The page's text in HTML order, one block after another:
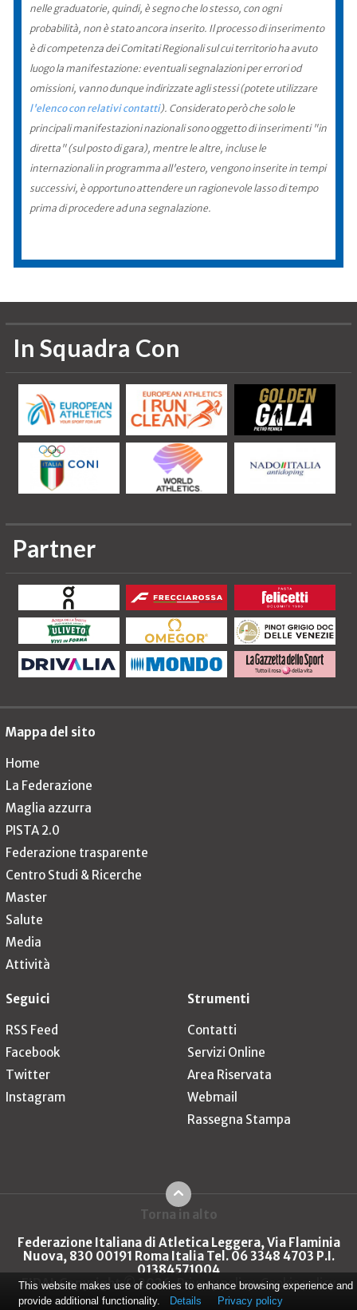
nelle graduatorie, quindi, è segno che lo stesso, con ogni
probabilità, non è stato ancora inserito. Il processo di inserimento
è di competenza dei Comitati Regionali sul cui territorio ha avuto
luogo la manifestazione: eventuali segnalazioni per errori od
omissioni, vanno dunque indirizzate agli stessi (potete utilizzare
l'elenco con relativi contatti). Considerato però che solo le
principali manifestazioni nazionali sono oggetto di inserimenti "in
diretta" (sul posto di gara), mentre le altre, incluse le
internazionali in programma all'estero, vengono inserite in tempi
successivi, è opportuno attendere un ragionevole lasso di tempo
prima di procedere ad una segnalazione.
In Squadra Con
Partner
Mappa del sito
Home
La Federazione
Maglia azzurra
PISTA 2.0
Federazione trasparente
Centro Studi & Ricerche
Master
Salute
Media
Attività
Seguici
RSS Feed
Facebook
Twitter
Instagram
Strumenti
Contatti
Servizi Online
Area Riservata
Webmail
Rassegna Stampa
Torna in alto
Federazione Italiana di Atletica Leggera, Via Flaminia
Nuova, 830 00191 Roma Italia Tel. 06 3348 4703 P.I.
01384571004
FIDAL Copyright © 2026 Privacy policy Cookie policy
This website makes use of cookies to enhance browsing experience and
provide additional functionality.
Details Privacy policy